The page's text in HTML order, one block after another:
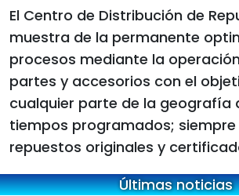
El Centro de Distribución de
muestra de la permanente
procesos mediante la
partes y accesorios con el
cualquier parte de la geografía
tiempos programados; siempre
repuestos originales y
Últimas noticias